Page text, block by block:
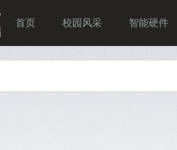
首页 校园风采 智能硬件